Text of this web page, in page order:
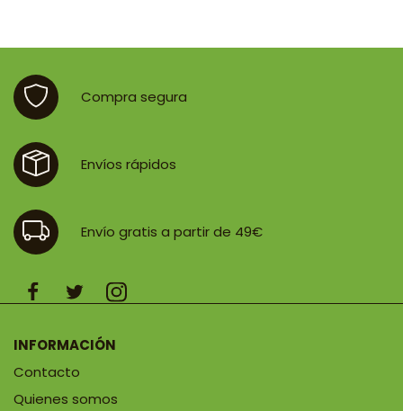
hasta
Compra segura
Envíos rápidos
Envío gratis a partir de 49€
INFORMACIÓN
Contacto
Quienes somos